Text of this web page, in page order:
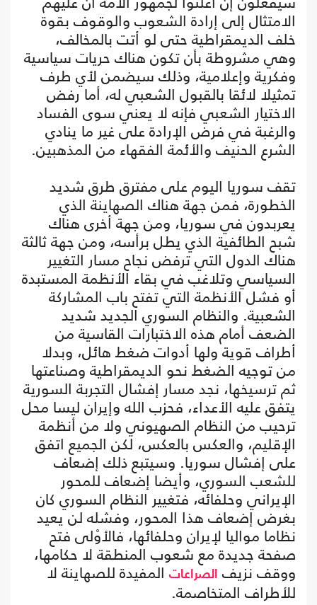
الامتثال إلى إرادة الشعوب والوقوف بقوة
خلف الديمقراطية حتى لو أتت بالمخالف،
وهي مشروطة بأن تكون هناك حريات سياسية
وفكرية وإعلامية، وذلك سيضمن لأي طرف
تمثيلا لائقا بالقبول الشعبي له، أما رفض
الاختيار الشعبي فإنه لا يعني سوى الفساد
والرغبة في فرض الإرادة على غير ما ينادي
الشرع الحنيف والأئمة الفقهاء من المذهبين.
تقف سوريا اليوم على مفترق طرق شديد
الخطورة، فمن جهة هناك الصهاينة الذي
يعربدون في سوريا، ومن جهة أخرى هناك
شبح الطائفية الذي يطل برأسه، ومن جهة ثالثة
هناك الدول التي ترفض نجاح مسار التغيير
السياسي وتلاغب في بقاء الأنظمة المستبدة
أو فشل الأنظمة التي تفتح باب المشاركة
الشعبية. والنظام السوري الجديد شديد
الضعف أمام هذه الاختبارات القاسية من
أطراف قوية ولها أدوات ضغط هائل، وبدلا
من توجيه الضغط نحو الديمقراطية وصناعتها
ثم ترسيخها، نجد مسار إفشال التجربة السورية
يتفق عليه الأعداء، فحزب الله وإيران ليسا محل
ترحيب من النظام الصهيوني ولا من أنظمة
الإقليم، والعكس بالعكس، لكن الجميع اتفق
على إفشال سوريا. وسيتبع ذلك إضعاف
للشعب السوري، وأيضا إضعاف للمحور
الإيراني وحلفائه، فتغيير النظام السوري كان
بغرض إضعاف هذا المحور، وفشله لن يعيد
نظاما مواليا لإيران وحلفائها، فالأوْلى فتح
صفحة جديدة مع شعوب المنطقة لا حكامها،
ووقف نزيف الصراعات المفيدة للصهاينة لا
للأطراف المتخاصمة.